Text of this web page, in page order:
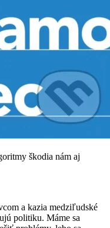
škodia nám aj
a kazia medziľudské
politiku. Máme sa